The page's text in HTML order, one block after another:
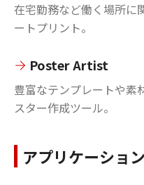
在宅勤務など働く場所に
ートプリント。
Poster Artist
豊富なテンプレートや素
スター作成ツール。
アプリケーション